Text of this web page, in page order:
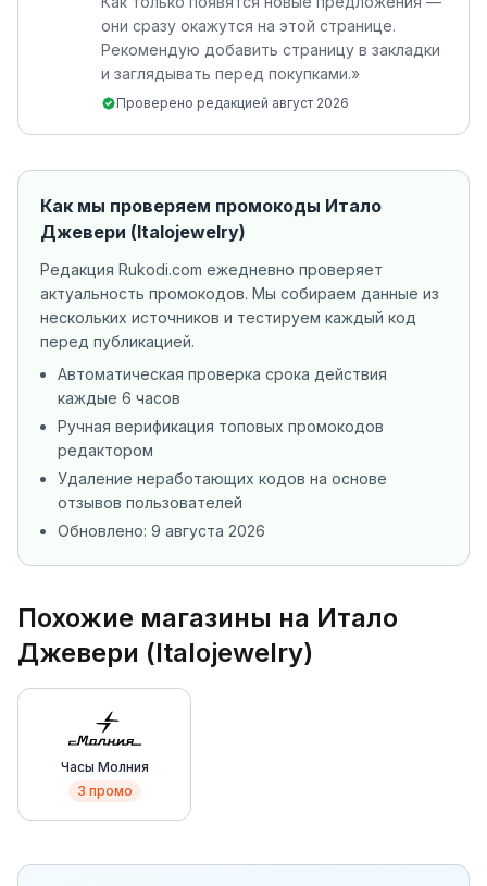
они сразу окажутся на этой странице.
Рекомендую добавить страницу в закладки
и заглядывать перед покупками.»
Проверено редакцией август 2026
Как мы проверяем промокоды Итало
Джевери (Italojewelry)
Редакция Rukodi.com ежедневно проверяет
актуальность промокодов. Мы собираем данные из
нескольких источников и тестируем каждый код
перед публикацией.
Автоматическая проверка срока действия
каждые 6 часов
Ручная верификация топовых промокодов
редактором
Удаление неработающих кодов на основе
отзывов пользователей
Обновлено: 9 августа 2026
Похожие магазины на Итало
Джевери (Italojewelry)
Часы Молния
3 промо